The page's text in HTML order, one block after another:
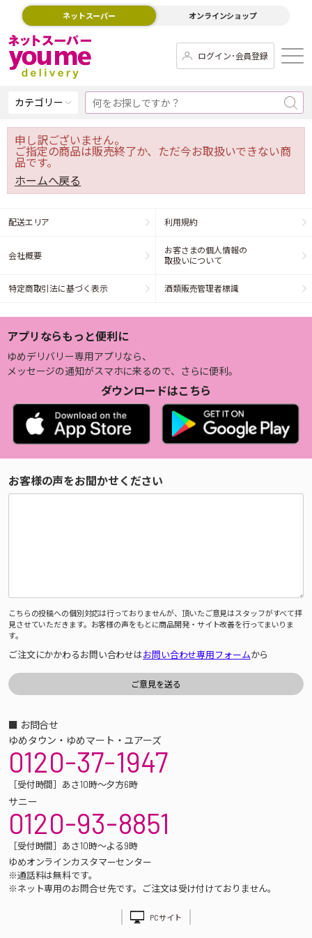
ネットスーパー オンラインショップ
ログイン･会員登録
カテゴリー
申し訳ございません。
ご指定の商品は販売終了か、ただ今お取扱いできない商
品です。
ホームへ戻る
配送エリア 利用規約
会社概要
お客さまの個人情報の
取扱いについて
特定商取引法に基づく表示 酒類販売管理者標識
アプリならもっと便利に
ゆめデリバリー専用アプリなら、
メッセージの通知がスマホに来るので、さらに便利。
ダウンロードはこちら
お客様の声をお聞かせください
こちらの投稿への個別対応は行っておりませんが、頂いたご意見はスタッフがすべて拝
見させていただきます。お客様の声をもとに商品開発・サイト改善を行ってまいりま
す。
ご注文にかかわるお問い合わせはお問い合わせ専用フォームから
■ お問合せ
ゆめタウン・ゆめマート・ユアーズ
0120-37-1947
［受付時間］あさ10時～夕方6時
サニー
0120-93-8851
［受付時間］あさ10時～よる9時
ゆめオンラインカスタマーセンター
※通話料は無料です。
※ネット専用のお問合せ先です。ご注文は受け付けておりません。
PCサイト